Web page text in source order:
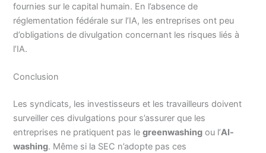
fournies sur le capital humain. En l’absence de
réglementation fédérale sur l’IA, les entreprises ont peu
d’obligations de divulgation concernant les risques liés à
l’IA.
Conclusion
Les syndicats, les investisseurs et les travailleurs doivent
surveiller ces divulgations pour s’assurer que les
entreprises ne pratiquent pas legreenwashing ou l’AI-
washing. Même si la SEC n’adopte pas ces